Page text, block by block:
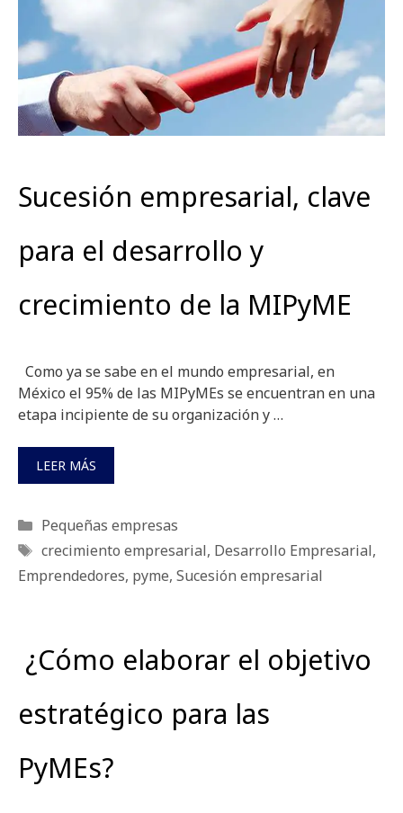
Sucesión empresarial, clave
para el desarrollo y
crecimiento de la MIPyME
Como ya se sabe en el mundo empresarial, en
México el 95% de las MIPyMEs se encuentran en una
etapa incipiente de su organización y …
LEER MÁS
Categorías
Pequeñas empresas
Etiquetas
crecimiento empresarial, Desarrollo Empresarial,
Emprendedores, pyme, Sucesión empresarial
¿Cómo elaborar el objetivo
estratégico para las
PyMEs?